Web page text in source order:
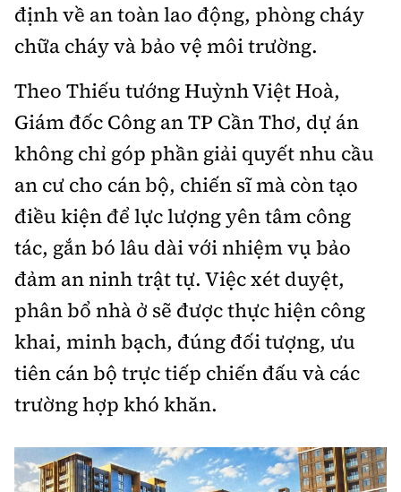
định về an toàn lao động, phòng cháy
chữa cháy và bảo vệ môi trường.
Theo Thiếu tướng Huỳnh Việt Hoà,
Giám đốc Công an TP Cần Thơ, dự án
không chỉ góp phần giải quyết nhu cầu
an cư cho cán bộ, chiến sĩ mà còn tạo
điều kiện để lực lượng yên tâm công
tác, gắn bó lâu dài với nhiệm vụ bảo
đảm an ninh trật tự. Việc xét duyệt,
phân bổ nhà ở sẽ được thực hiện công
khai, minh bạch, đúng đối tượng, ưu
tiên cán bộ trực tiếp chiến đấu và các
trường hợp khó khăn.